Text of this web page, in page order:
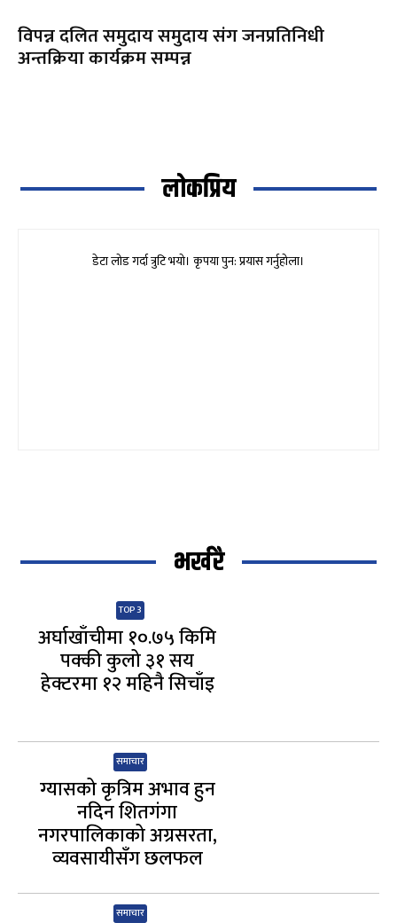
विपन्न दलित समुदाय समुदाय संग जनप्रतिनिधी
अन्तक्रिया कार्यक्रम सम्पन्न
लोकप्रिय
डेटा लोड गर्दा त्रुटि भयो। कृपया पुन: प्रयास गर्नुहोला।
भर्खरै
TOP 3
अर्घाखाँचीमा १०.७५ किमि
पक्की कुलो ३१ सय
हेक्टरमा १२ महिनै सिचाँइ
समाचार
ग्यासको कृत्रिम अभाव हुन
नदिन शितगंगा
नगरपालिकाको अग्रसरता,
व्यवसायीसँग छलफल
समाचार